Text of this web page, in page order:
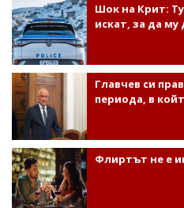
Шок на Крит:
искат, за да
Главчев си
периода, в
Флиртът не е